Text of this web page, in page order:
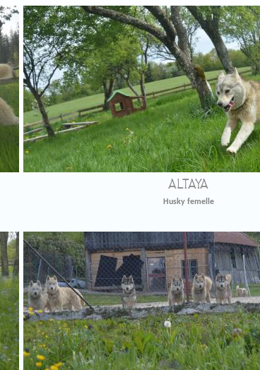
ALTAYA
Husky femelle